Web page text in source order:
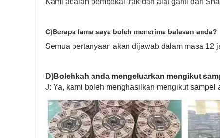
Kami adalah pembekal trak dan alat ganti dari
C)Berapa lama saya boleh menerima balasan anda?
Semua pertanyaan akan dijawab dalam masa 12
D)Bolehkah anda mengeluarkan mengikut
J: Ya, kami boleh menghasilkan mengikut